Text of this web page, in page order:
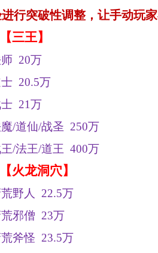
行突破性调整，让手动玩
【三王】
20万
20.5万
21万
/道仙/战圣 250万
/法王/道王 400万
【火龙洞穴】
野人 22.5万
邪僧 23万
斧怪 23.5万